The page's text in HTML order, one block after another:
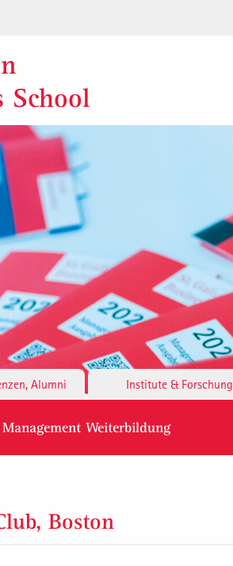
School
Alumni Institute & Forschung
Management Weiterbildung
Boston